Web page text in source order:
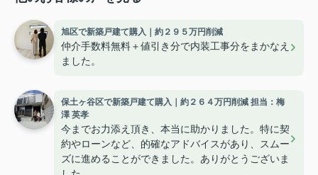
旭区で新築戸建て購入｜約２９５万円削減
仲介手数料無料＋値引き分で内装工事分をまかなえ
ました。
保土ヶ谷区で新築戸建て購入｜約２６４万円削減 担当：梅
澤 英孝
今までお力添え頂き、本当に助かりました。特に契
約やローンなど、的確なアドバイスがあり、スムー
ズに進めることができました。ありがとうございま